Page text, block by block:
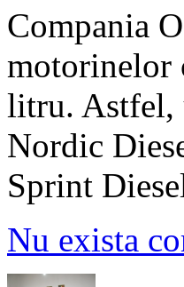
Compania
motorinelor
litru. Astfel,
Nordic
Sprint
Nu exista